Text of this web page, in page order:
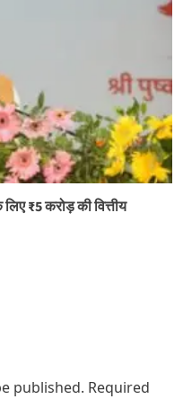
₹5 करोड़ की वित्तीय
published. Required